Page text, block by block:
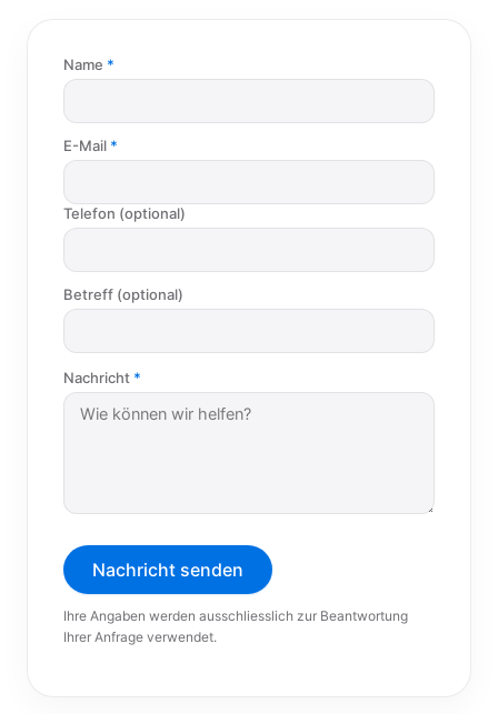
Name
E-Mail
Telefon (optional)
Betreff (optional)
Nachricht
Nachricht senden
Ihre Angaben werden ausschliesslich zur Beantwortung
Ihrer Anfrage verwendet.